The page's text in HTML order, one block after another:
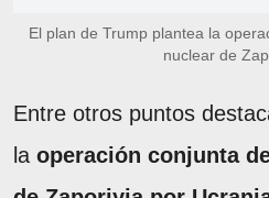
El plan de Trump plantea la
nuclear de
Entre otros puntos
la operación conjunta